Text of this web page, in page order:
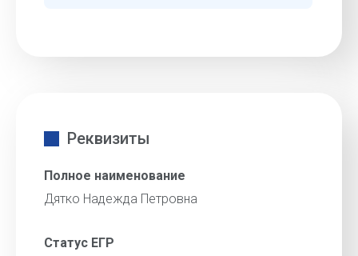
Реквизиты
Полное наименование
Дятко Надежда Петровна
Статус ЕГР